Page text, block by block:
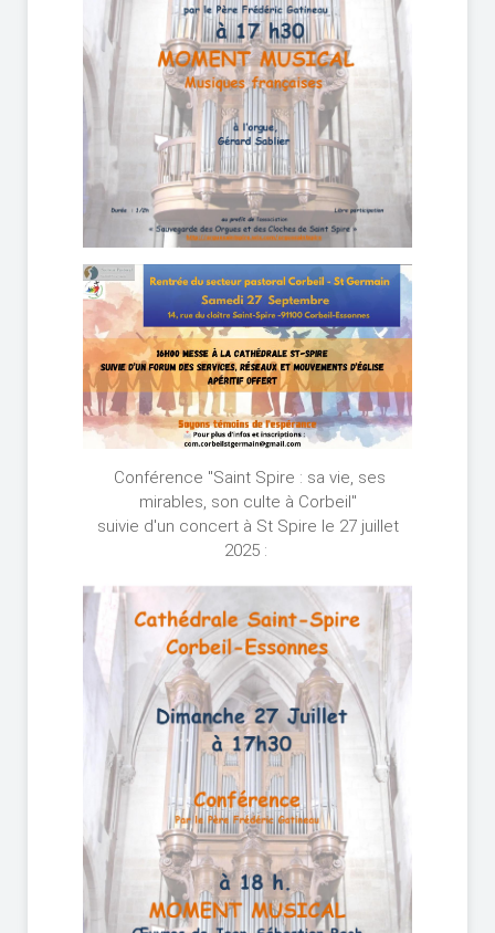
Conférence "Saint Spire : sa vie, ses
mirables, son culte à Corbeil"
suivie d'un concert à St Spire le 27 juillet
2025 :